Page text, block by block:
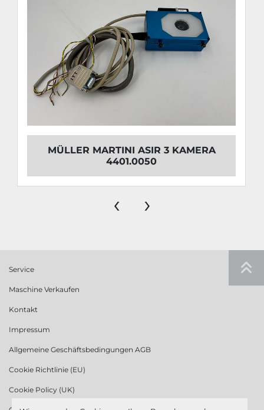
MÜLLER MARTINI ASIR 3 KAMERA
4401.0050
‹ ›
Service
Maschine Verkaufen
Kontakt
Impressum
Allgemeine Geschäftsbedingungen AGB
Cookie Richtlinie (EU)
Cookie Policy (UK)